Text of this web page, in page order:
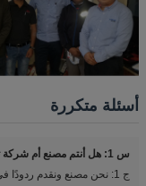
أسئلة متكررة
س 1: هل أنتم مصنع أم شركة تجارية؟
ج 1: نحن مصنع ونقدم ردودًا في غضون 24 ساعة.